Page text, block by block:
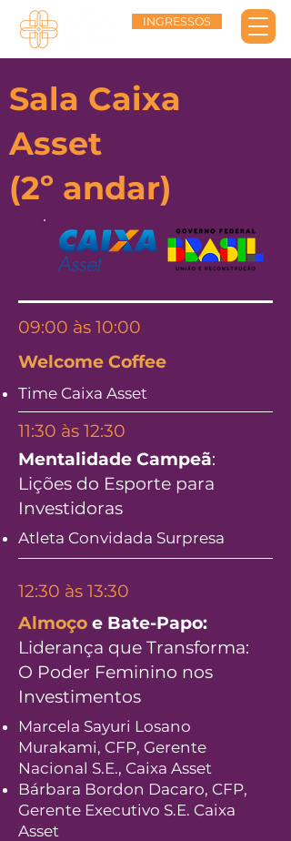
INGRESSOS
Sala Caixa
Asset
(2º andar)
09:00 às 10:00
Welcome Coffee
Time Caixa Asset
11:30 às 12:30
Mentalidade Campeã:
Lições do Esporte para
Investidoras
Atleta Convidada Surpresa
12:30 às 13:30
Almoço e Bate-Papo:
Liderança que Transforma:
O Poder Feminino nos
Investimentos
Marcela Sayuri Losano
Murakami, CFP, Gerente
Nacional S.E., Caixa Asset
​Bárbara Bordon Dacaro, CFP,
Gerente Executivo S.E. Caixa
Asset